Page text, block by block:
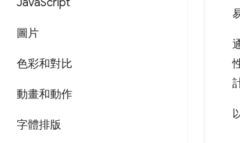
JavaScript
圖片
色彩和對比
動畫和動作
字體排版